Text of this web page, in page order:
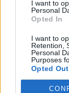
I want to
Personal
Opted In
I want to
Retention,
Personal
Purposes
Opted Out